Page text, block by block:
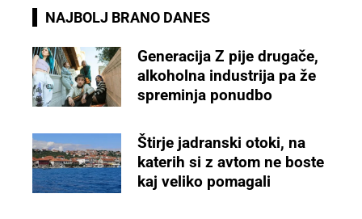
NAJBOLJ BRANO DANES
Generacija Z pije drugače,
alkoholna industrija pa že
spreminja ponudbo
Štirje jadranski otoki, na
katerih si z avtom ne boste
kaj veliko pomagali